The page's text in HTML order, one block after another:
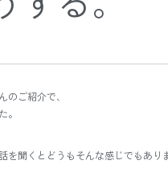
のご紹介で、
。
聞くとどうもそんな感じでもあり